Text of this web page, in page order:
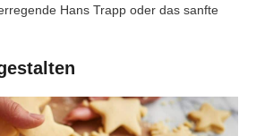
Hans Trapp oder das sanfte